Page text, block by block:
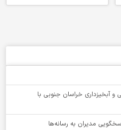
و آبخیزداری خراسان جنوبی با
مدیران به رسانه‌ها